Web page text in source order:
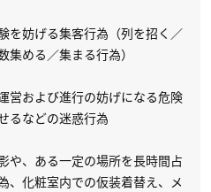
を妨げる集客行為（列を招く／
める／集まる行為）
営および進行の妨げになる危険
るなどの迷惑行為
や、ある一定の場所を長時間占
、化粧室内での仮装着替え、メ